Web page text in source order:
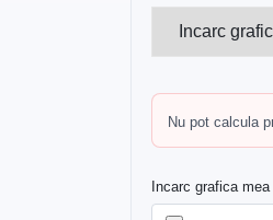
Nu pot calcula
Incarc grafica mea